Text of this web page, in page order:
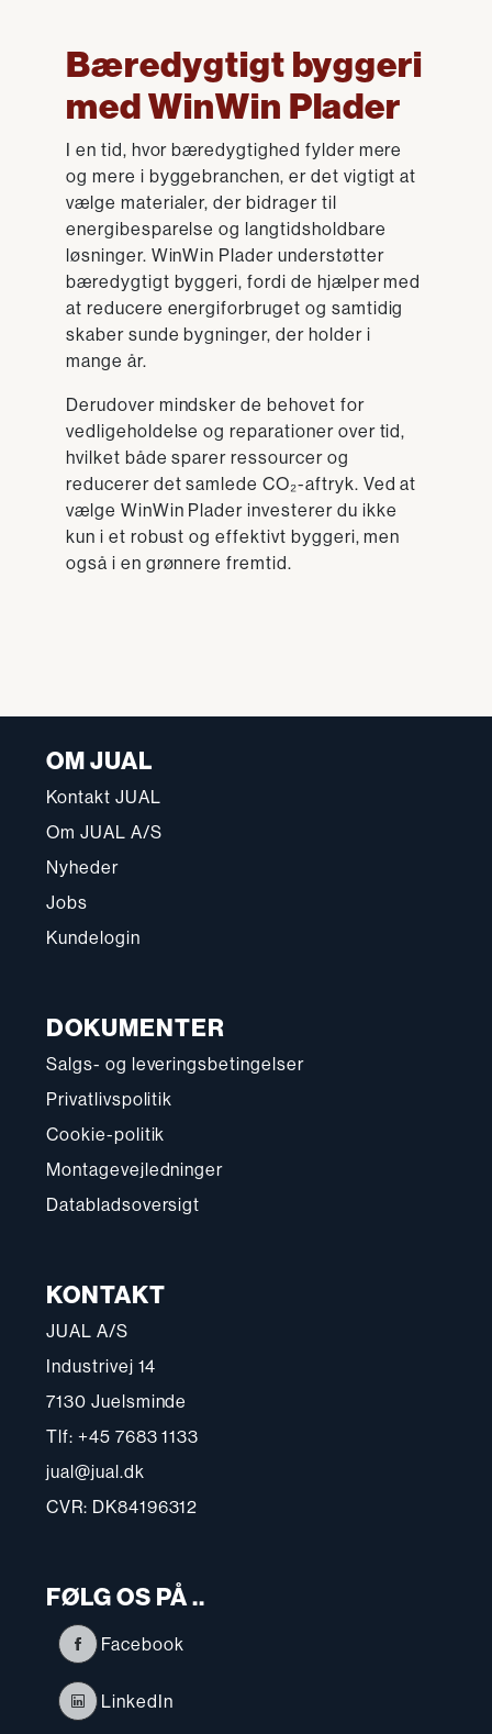
Bæredygtigt byggeri
med WinWin Plader
I en tid, hvor bæredygtighed fylder mere
og mere i byggebranchen, er det vigtigt at
vælge materialer, der bidrager til
energibesparelse og langtidsholdbare
løsninger. WinWin Plader understøtter
bæredygtigt byggeri, fordi de hjælper med
at reducere energiforbruget og samtidig
skaber sunde bygninger, der holder i
mange år.
Derudover mindsker de behovet for
vedligeholdelse og reparationer over tid,
hvilket både sparer ressourcer og
reducerer det samlede CO₂-aftryk. Ved at
vælge WinWin Plader investerer du ikke
kun i et robust og effektivt byggeri, men
også i en grønnere fremtid.
OM JUAL
Kontakt JUAL
Om JUAL A/S
Nyheder
Jobs
Kundelogin
DOKUMENTER
Salgs- og leveringsbetingelser
Privatlivspolitik
Cookie-politik
Montagevejledninger
Databladsoversigt
KONTAKT
JUAL A/S
Industrivej 14
7130 Juelsminde
Tlf: +45 7683 1133
jual@jual.dk
CVR: DK84196312
FØLG OS PÅ ..
Facebook
LinkedIn